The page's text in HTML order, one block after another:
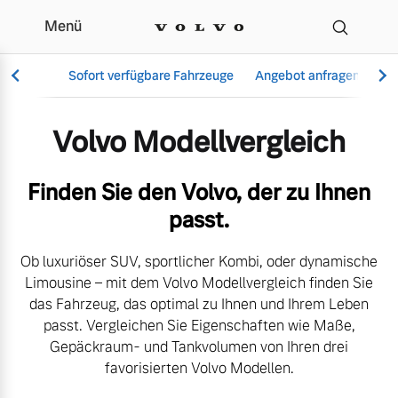
Der Volvo
Menü
Sofort verfügbare Fahrzeuge Angebot anfragen
Vollelektrisch
6 Modelle
Plug-in Hybrid
3 Modelle
Aktuelle Angebote
Über uns
Volvo Modellvergleich
Finden Sie den Volvo, der zu Ihnen
passt.
Ob luxuriöser SUV, sportlicher Kombi, oder dynamische
Limousine – mit dem Volvo Modellvergleich finden Sie
das Fahrzeug, das optimal zu Ihnen und Ihrem Leben
passt. Vergleichen Sie Eigenschaften wie Maße,
Gepäckraum- und Tankvolumen von Ihren drei
favorisierten Volvo Modellen.